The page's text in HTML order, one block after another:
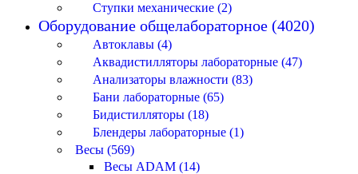
Ступки механические (2)
Оборудование общелабораторное (4020)
Автоклавы (4)
Аквадистилляторы лабораторные (47)
Анализаторы влажности (83)
Бани лабораторные (65)
Бидистилляторы (18)
Блендеры лабораторные (1)
Весы (569)
Весы ADAM (14)